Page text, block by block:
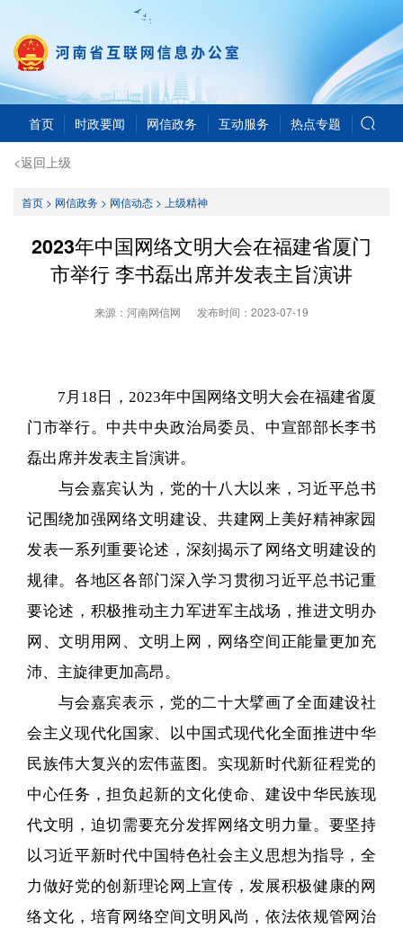
首页 时政要闻 网信政务 互动服务 热点专题
<返回上级
首页> 网信政务> 网信动态> 上级精神
2023年中国网络文明大会在福建省厦门
市举行 李书磊出席并发表主旨演讲
来源：河南网信网 发布时间： 2023-07-19
7月18日，2023年中国网络文明大会在福建省厦
门市举行。中共中央政治局委员、中宣部部长李书
磊出席并发表主旨演讲。
与会嘉宾认为，党的十八大以来，习近平总书
记围绕加强网络文明建设、共建网上美好精神家园
发表一系列重要论述，深刻揭示了网络文明建设的
规律。各地区各部门深入学习贯彻习近平总书记重
要论述，积极推动主力军进军主战场，推进文明办
网、文明用网、文明上网，网络空间正能量更加充
沛、主旋律更加高昂。
与会嘉宾表示，党的二十大擘画了全面建设社
会主义现代化国家、以中国式现代化全面推进中华
民族伟大复兴的宏伟蓝图。实现新时代新征程党的
中心任务，担负起新的文化使命、建设中华民族现
代文明，迫切需要充分发挥网络文明力量。要坚持
以习近平新时代中国特色社会主义思想为指导，全
力做好党的创新理论网上宣传，发展积极健康的网
络文化，培育网络空间文明风尚，依法依规管网治